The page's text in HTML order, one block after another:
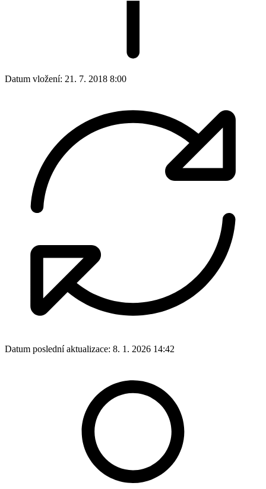
Datum vložení: 21. 7. 2018 8:00
Datum poslední aktualizace: 8. 1. 2026 14:42